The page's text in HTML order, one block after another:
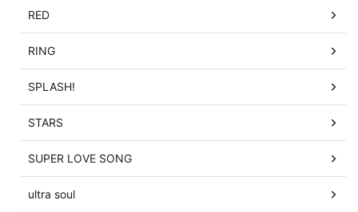
RED
RING
SPLASH!
STARS
SUPER LOVE SONG
ultra soul